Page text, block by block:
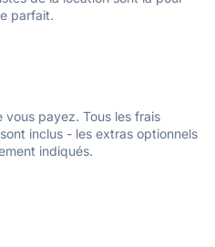
parfait.
payez. Tous les frais
inclus - les extras optionnels
indiqués.